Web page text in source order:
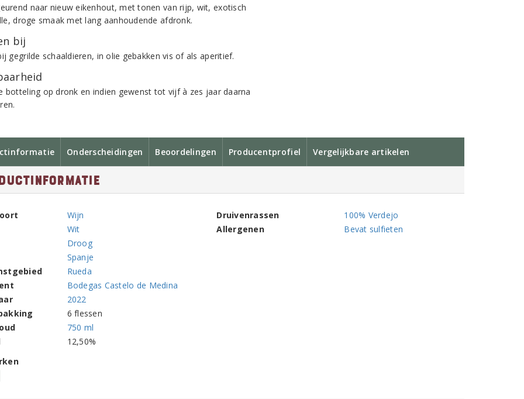
naar nieuw eikenhout, met tonen van rijp, wit, exotisch
droge smaak met lang aanhoudende afdronk.
bij
gegrilde schaaldieren, in olie gebakken vis of als aperitief.
botteling op dronk en indien gewenst tot vijf à zes jaar daarna
Onderscheidingen Beoordelingen Producentprofiel Vergelijkbare artikelen
Wijn
Wit
Droog
Spanje
Rueda
Bodegas Castelo de Medina
2022
6 flessen
750 ml
12,50%
Druivenrassen
100% Verdejo
Allergenen
Bevat sulfieten